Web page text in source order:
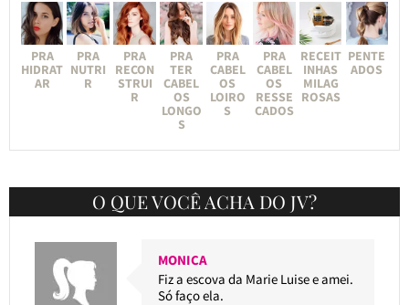
PRA
HIDRAT
AR
PRA
NUTRI
R
PRA
RECON
STRUI
R
PRA
TER
CABEL
OS
LONGO
S
PRA
CABEL
OS
LOIRO
S
PRA
CABEL
OS
RESSE
CADOS
RECEIT
INHAS
MILAG
ROSAS
PENTE
ADOS
O QUE VOCÊ ACHA DO JV?
MONICA
Fiz a escova da Marie Luise e amei.
Só faço ela.